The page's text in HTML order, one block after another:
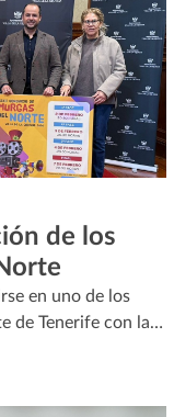
de los
en uno de los
de Tenerife con la…